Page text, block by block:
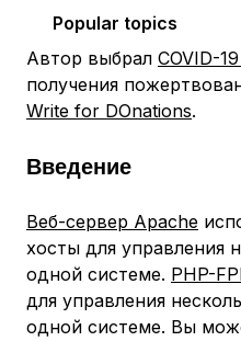
Popular topics
Автор выбрал COVID-
получения
Write for DOnations.
Введение
Веб-сервер Apache
хосты для управления
одной системе. PHP-
для управления
одной системе. Вы